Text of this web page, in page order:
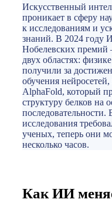
Искусственный
проникает в сферу
к исследованиям и
знаний. В 2024 году
Нобелевских премий
двух областях:
получили за
обучения
AlphaFold, который
структуру белков на
последовательности.
исследования
ученых, теперь они
несколько часов.
Как ИИ